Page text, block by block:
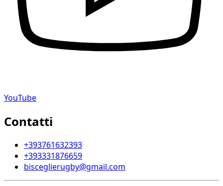
YouTube
Contatti
+393761632393
+393331876659
bisceglierugby@gmail.com